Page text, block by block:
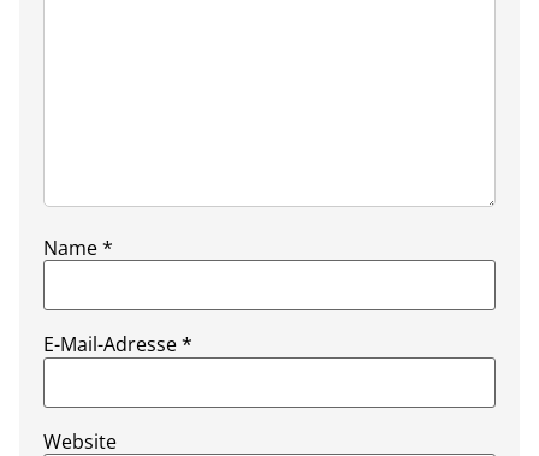
Name*
E-Mail-Adresse*
Website